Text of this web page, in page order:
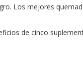
Los mejores
de cinco